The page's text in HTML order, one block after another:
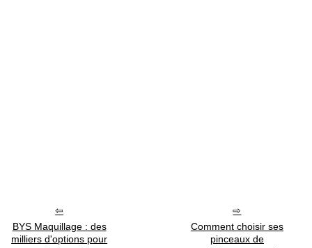
BYS Maquillage : des
milliers d'options pour
Comment choisir ses
pinceaux de